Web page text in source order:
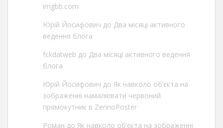
imgbb.com
Юрій Йосифович до Два місяці активного
ведення блога
fckdatweb до Два місяці активного ведення
блога
Юрій Йосифович до Як навколо об’єкта на
зображенні намалювати червоний
прямокутник в ZennoPoster
Роман до Як навколо об’єкта на зображенні